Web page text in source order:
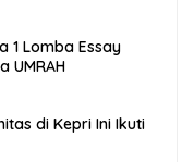
1 Lomba Essay
UMRAH
di Kepri Ini Ikuti